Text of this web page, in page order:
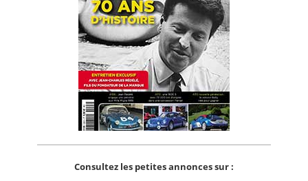
Consultez les petites annonces sur :